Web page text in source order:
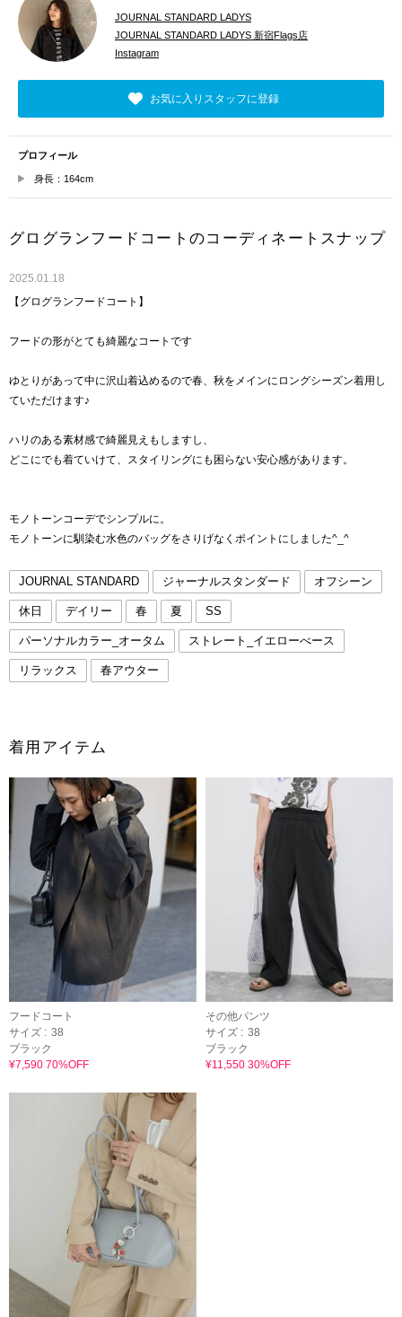
JOURNAL STANDARD LADYS
JOURNAL STANDARD LADYS 新宿Flags店
Instagram
お気に入りスタッフに登録
プロフィール
身長：164cm
グログランフードコートのコーディネートスナップ
2025.01.18
【グログランフードコート】
フードの形がとても綺麗なコートです
ゆとりがあって中に沢山着込めるので春、秋をメインにロングシーズン着用し
ていただけます♪
ハリのある素材感で綺麗見えもしますし、
どこにでも着ていけて、スタイリングにも困らない安心感があります。
モノトーンコーデでシンプルに。
モノトーンに馴染む水色のバッグをさりげなくポイントにしました^_^
JOURNAL STANDARD ジャーナルスタンダード オフシーン
休日 デイリー 春 夏 SS
パーソナルカラー_オータム ストレート_イエローべース
リラックス 春アウター
着用アイテム
フードコート
サイズ : 38
ブラック
¥7,590 70%OFF
その他パンツ
サイズ : 38
ブラック
¥11,550 30%OFF